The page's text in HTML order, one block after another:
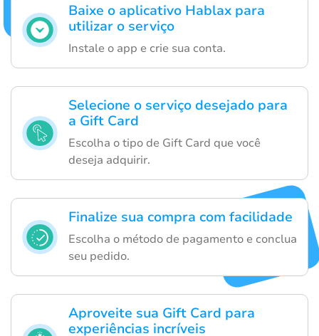
Baixe o aplicativo Hablax para
utilizar o serviço
Instale o app e crie sua conta.
Selecione o serviço desejado para
a Gift Card
Escolha o tipo de Gift Card que você
deseja adquirir.
Finalize sua compra com facilidade
Escolha o método de pagamento e conclua
seu pedido.
Aproveite sua Gift Card para
experiências incríveis